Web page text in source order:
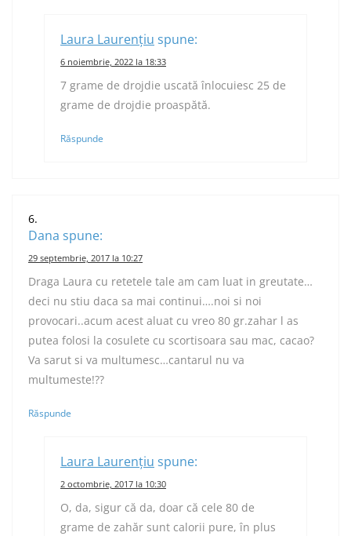
Laura Laurențiu spune:
6 noiembrie, 2022 la 18:33
7 grame de drojdie uscată înlocuiesc 25 de
grame de drojdie proaspătă.
Răspunde
Dana spune:
29 septembrie, 2017 la 10:27
Draga Laura cu retetele tale am cam luat in greutate…
deci nu stiu daca sa mai continui….noi si noi
provocari..acum acest aluat cu vreo 80 gr.zahar l as
putea folosi la cosulete cu scortisoara sau mac, cacao?
Va sarut si va multumesc…cantarul nu va
multumeste!??
Răspunde
Laura Laurențiu spune:
2 octombrie, 2017 la 10:30
O, da, sigur că da, doar că cele 80 de
grame de zahăr sunt calorii pure, în plus